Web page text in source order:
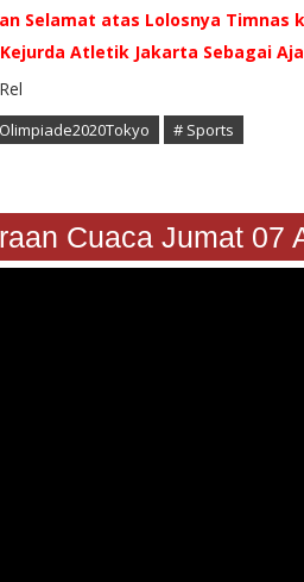
Selamat atas Lolosnya Timnas
Atletik Jakarta Sebagai
# Sports
Cuaca Jumat 07